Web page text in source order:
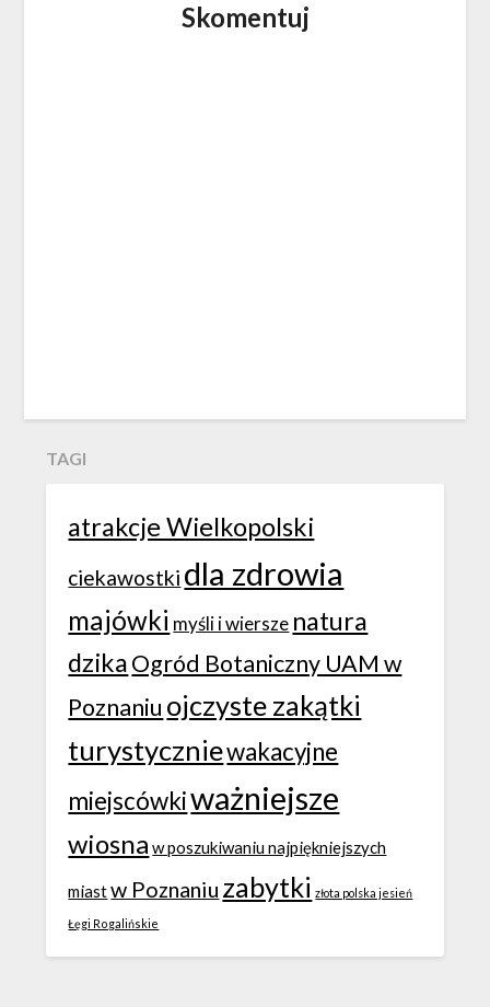
Skomentuj
TAGI
atrakcje Wielkopolski
ciekawostki dla zdrowia
majówki myśli i wiersze natura
dzikaOgród Botaniczny UAM w
Poznaniu ojczyste zakątki
turystyczniewakacyjne
miejscówkiważniejsze
wiosna w poszukiwaniu najpiękniejszych
miastw Poznaniu zabytki złota polska jesień
Łęgi Rogalińskie